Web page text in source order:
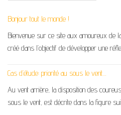
Bonjour tout le monde !
Bienvenue sur ce site aux amoureux de
créé dans l’objectif de développer une
Cas d’étude: priorité au sous le vent…
Au vent arrière, la disposition des
sous le vent, est décrite dans la figure